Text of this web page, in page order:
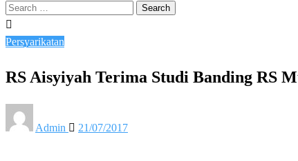
Search
for:
Persyarikatan
RS Aisyiyah Terima Studi Banding RS
Admin
on
21/07/2017